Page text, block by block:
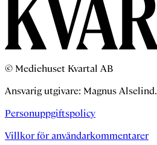
© Mediehuset Kvartal AB
Ansvarig utgivare: Magnus Alselind.
Personuppgiftspolicy
Villkor för användarkommentarer